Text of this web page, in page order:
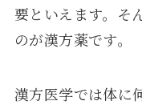
要といえます。そ
のが漢方薬です。
漢方医学では体に